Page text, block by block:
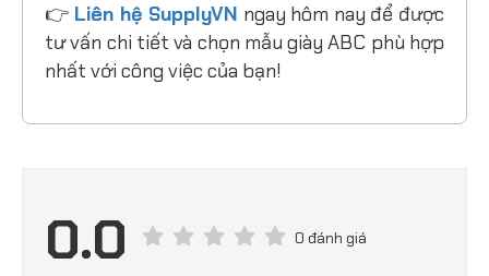
👉 Liên hệ SupplyVN ngay hôm nay để được
tư vấn chi tiết và chọn mẫu giày ABC phù hợp
nhất với công việc của bạn!
0.0 0 đánh giá